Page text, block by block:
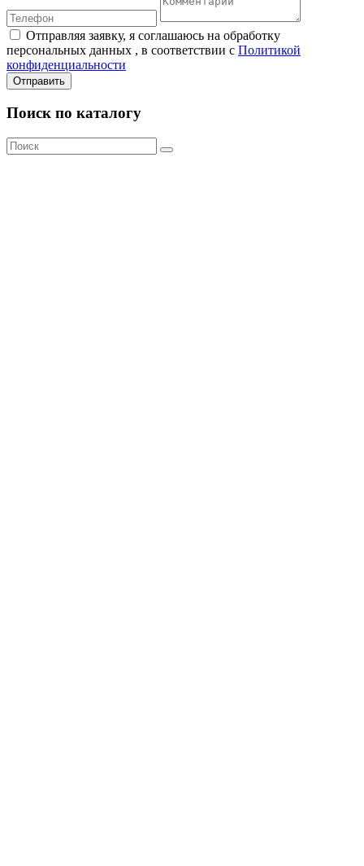
Отправляя заявку, я соглашаюсь на обработку
персональных данных , в соответствии с Политикой
конфиденциальности
Отправить
Поиск по каталогу